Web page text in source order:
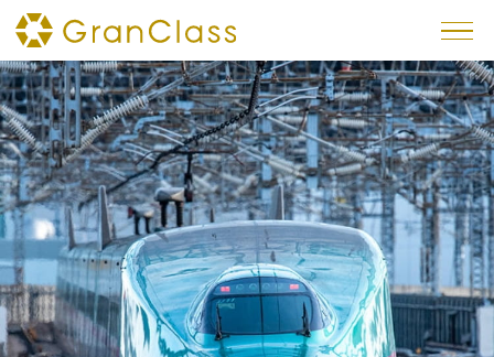
×
トピックス
予約方法
車内サービス